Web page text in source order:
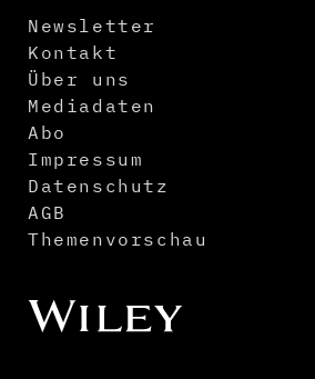
Newsletter
Kontakt
Über uns
Mediadaten
Abo
Impressum
Datenschutz
AGB
Themenvorschau